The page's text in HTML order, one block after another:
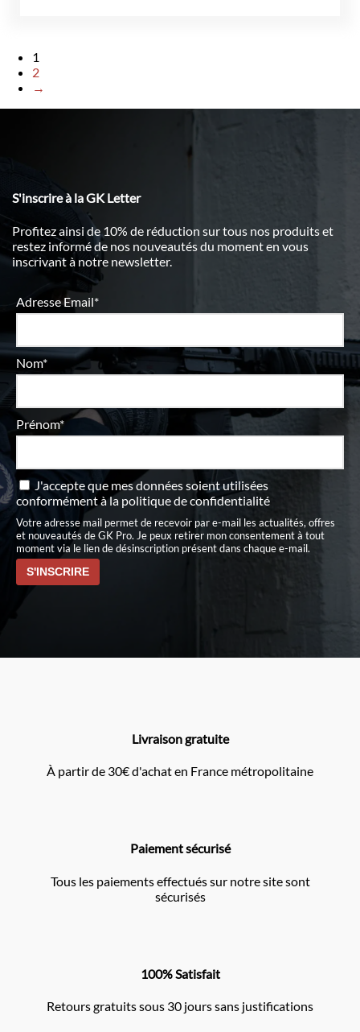
1
2
→
S'inscrire à la GK Letter
Profitez ainsi de 10% de réduction sur tous nos produits et
restez informé de nos nouveautés du moment en vous
inscrivant à notre newsletter.
Adresse Email*
Nom*
Prénom*
J'accepte que mes données soient utilisées
conformément àla politique de confidentialité
Votre adresse mail permet de recevoir par e-mail les actualités, offres
et nouveautés de GK Pro. Je peux retirer mon consentement à tout
moment via le lien de désinscription présent dans chaque e-mail.
Livraison gratuite
À partir de 30€ d'achat en France métropolitaine
Paiement sécurisé
Tous les paiements effectués sur notre site sont
sécurisés
100% Satisfait
Retours gratuits sous 30 jours sans justifications